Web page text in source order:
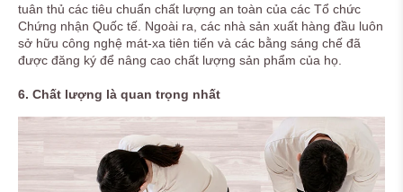
tuân thủ các tiêu chuẩn chất lượng an toàn của các Tổ chức
Chứng nhận Quốc tế. Ngoài ra, các nhà sản xuất hàng đầu luôn
sở hữu công nghệ mát-xa tiên tiến và các bằng sáng chế đã
được đăng ký để nâng cao chất lượng sản phẩm của họ.
6. Chất lượng là quan trọng nhất